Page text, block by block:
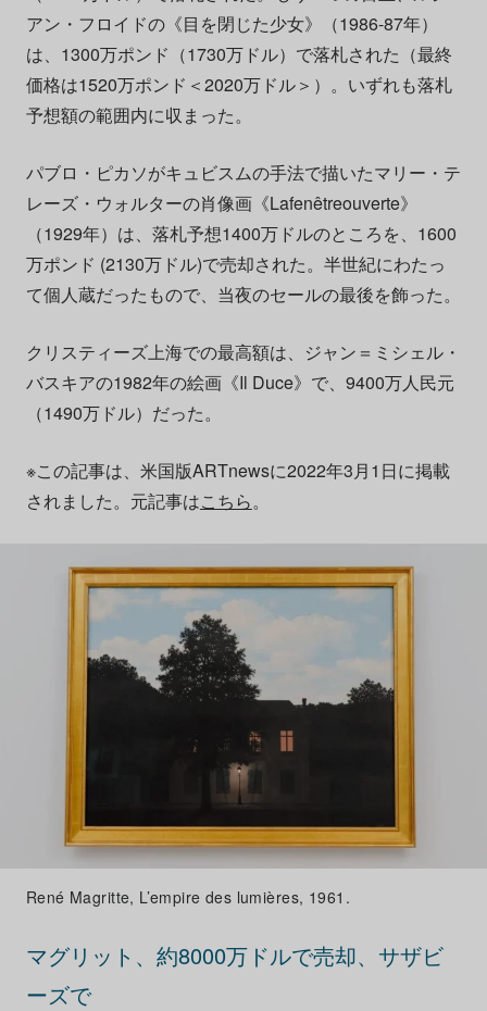
アン・フロイドの《目を閉じた少女》（1986-87年）
は、1300万ポンド（1730万ドル）で落札された（最終
価格は1520万ポンド＜2020万ドル＞）。いずれも落札
予想額の範囲内に収まった。
パブロ・ピカソがキュビスムの手法で描いたマリー・テ
レーズ・ウォルターの肖像画《Lafenêtreouverte》
（1929年）は、落札予想1400万ドルのところを、1600
万ポンド (2130万ドル)で売却された。半世紀にわたっ
て個人蔵だったもので、当夜のセールの最後を飾った。
クリスティーズ上海での最高額は、ジャン＝ミシェル・
バスキアの1982年の絵画《Il Duce》で、9400万人民元
（1490万ドル）だった。
※この記事は、米国版ARTnewsに2022年3月1日に掲載
されました。元記事はこちら。
René Magritte, L’empire des lumières, 1961.
マグリット、約8000万ドルで売却、サザビ
ーズで